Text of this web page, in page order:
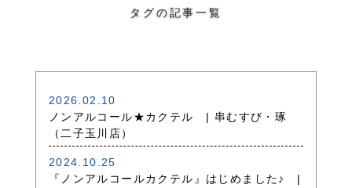
タグの記事一覧
2026.02.10
ノンアルコール★カクテル | 串むすび・琢
（二子玉川店）
2024.10.25
『ノンアルコールカクテル』はじめました♪ |